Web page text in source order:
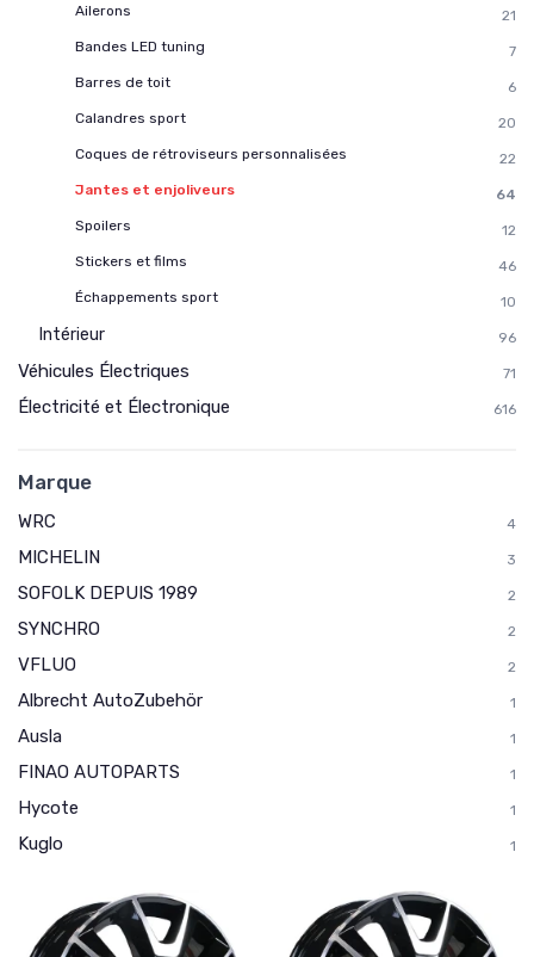
Ailerons
21
Bandes LED tuning
7
Barres de toit
6
Calandres sport
20
Coques de rétroviseurs personnalisées
22
Jantes et enjoliveurs
64
Spoilers
12
Stickers et films
46
Échappements sport
10
Intérieur 96
Véhicules Électriques 71
Électricité et Électronique 616
Marque
WRC 4
MICHELIN 3
SOFOLK DEPUIS 1989 2
SYNCHRO 2
VFLUO 2
Albrecht AutoZubehör 1
Ausla 1
FINAO AUTOPARTS 1
Hycote 1
Kuglo 1